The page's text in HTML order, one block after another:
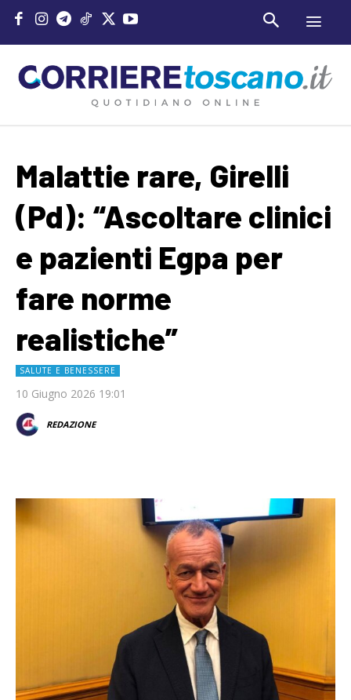
Malattie rare, Girelli
(Pd): “Ascoltare clinici
e pazienti Egpa per
fare norme
realistiche”
SALUTE E BENESSERE
10 Giugno 2026 19:01
REDAZIONE